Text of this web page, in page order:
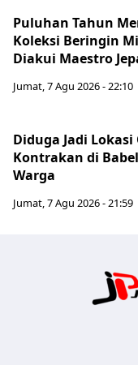
Puluhan Tahun
Koleksi Beringin
Diakui Maestro
Jumat, 7 Agu 2026 - 22:10
Diduga Jadi Lokasi
Kontrakan di
Warga
Jumat, 7 Agu 2026 - 21:59